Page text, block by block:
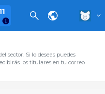
sector. Si lo deseas puedes
los titulares en tu correo